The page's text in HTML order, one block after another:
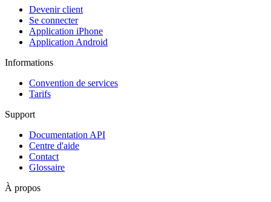
Devenir client
Se connecter
Application iPhone
Application Android
Informations
Convention de services
Tarifs
Support
Documentation API
Centre d'aide
Contact
Glossaire
À propos